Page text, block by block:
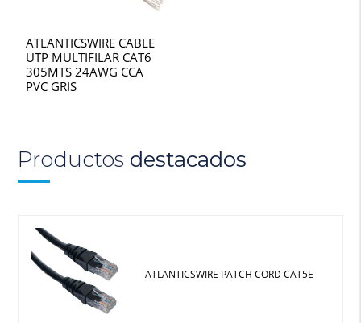
ATLANTICSWIRE CABLE
UTP MULTIFILAR CAT6
305MTS 24AWG CCA
PVC GRIS
Productos destacados
ATLANTICSWIRE PATCH CORD CAT5E